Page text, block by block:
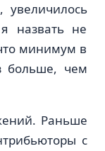
увеличилось
назвать не
минимум в
больше, чем
Раньше
с